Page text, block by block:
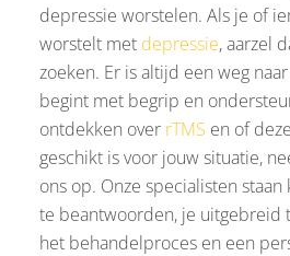
depressie worstelen. Als je of
worstelt met depressie, aarzel
zoeken. Er is altijd een weg
begint met begrip en
ontdekken over rTMS en of
geschikt is voor jouw situatie,
ons op. Onze specialisten staan
te beantwoorden, je uitgebreid
het behandelproces en een